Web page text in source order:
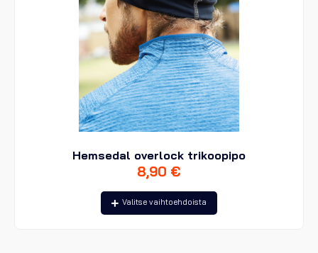
Hemsedal overlock trikoopipo
8,90 €
Valitse vaihtoehdoista
Tällä
tuotteella